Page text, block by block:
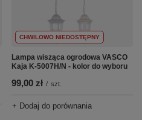
CHWILOWO NIEDOSTĘPNY
Lampa wisząca ogrodowa VASCO
Kaja K-5007H/N - kolor do wyboru
99,00 zł / szt.
+ Dodaj do porównania